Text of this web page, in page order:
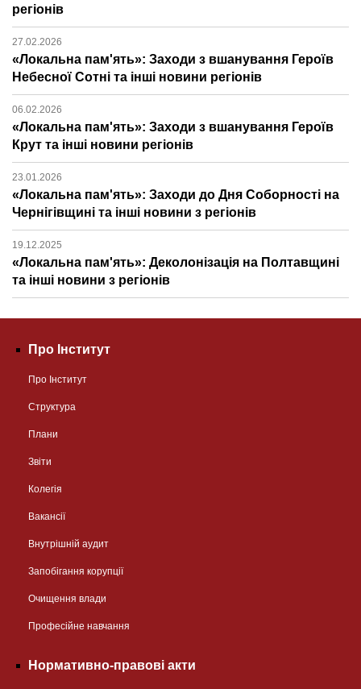
регіонів
27.02.2026
«Локальна пам'ять»: Заходи з вшанування Героїв
Небесної Сотні та інші новини регіонів
06.02.2026
«Локальна пам'ять»: Заходи з вшанування Героїв
Крут та інші новини регіонів
23.01.2026
«Локальна пам'ять»: Заходи до Дня Соборності на
Чернігівщині та інші новини з регіонів
19.12.2025
«Локальна пам'ять»: Деколонізація на Полтавщині
та інші новини з регіонів
Про Інститут
Про Інститут
Структура
Плани
Звіти
Колегія
Вакансії
Внутрішній аудит
Запобігання корупції
Очищення влади
Професійне навчання
Нормативно-правові акти